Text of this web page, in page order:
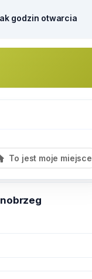
godzin otwarcia
To jest moje miejsce